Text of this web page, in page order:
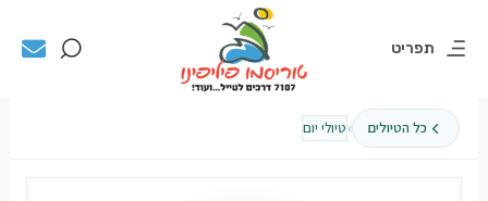
תפריט
כל הטיולים ›טיולי יום